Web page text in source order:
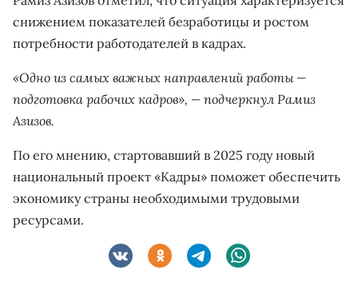
снижением показателей безработицы и ростом
потребности работодателей в кадрах.
«Одно из самых важных направлений работы —
подготовка рабочих кадров», — подчеркнул Рамиз
Азизов.
По его мнению, стартовавший в 2025 году новый
национальный проект «Кадры» поможет обеспечить
экономику страны необходимыми трудовыми
ресурсами.